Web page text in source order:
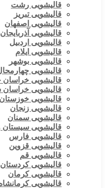
قالیشویی رشت
قالیشویی تبریز
قالیشویی اصفهان
قالیشویی
قالیشویی اردبیل
قالیشویی ایلام
قالیشویی بوشهر
قالیشویی
قالیشویی خراسان
قالیشویی خراسان
قالیشویی خوزستان
قالیشویی زنجان
قالیشویی سمنان
قالیشویی سیستان
قالیشویی فارس
قالیشویی قزوین
قالیشویی قم
قالیشویی کردستان
قالیشویی کرمان
قالیشویی